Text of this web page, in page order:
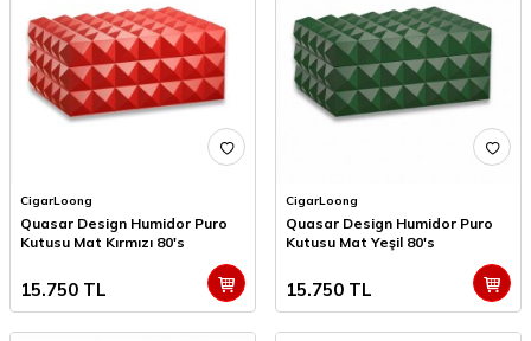
CigarLoong
Quasar Design Humidor Puro
Kutusu Mat Kırmızı 80's
15.750 TL
CigarLoong
Quasar Design Humidor Puro
Kutusu Mat Yeşil 80's
15.750 TL